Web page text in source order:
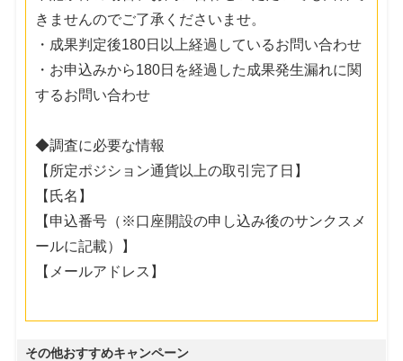
きませんのでご了承くださいませ。
・成果判定後180日以上経過しているお問い合わせ
・お申込みから180日を経過した成果発生漏れに関
するお問い合わせ
◆調査に必要な情報
【所定ポジション通貨以上の取引完了日】
【氏名】
【申込番号（※口座開設の申し込み後のサンクスメ
ールに記載）】
【メールアドレス】
その他おすすめキャンペーン